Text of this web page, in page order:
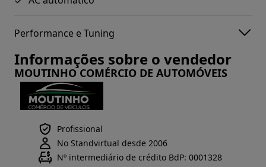
Performance e Tuning
Informações sobre o vendedor
MOUTINHO COMÉRCIO DE AUTOMÓVEIS
Profissional
No Standvirtual desde 2006
Nº intermediário de crédito BdP: 0001328